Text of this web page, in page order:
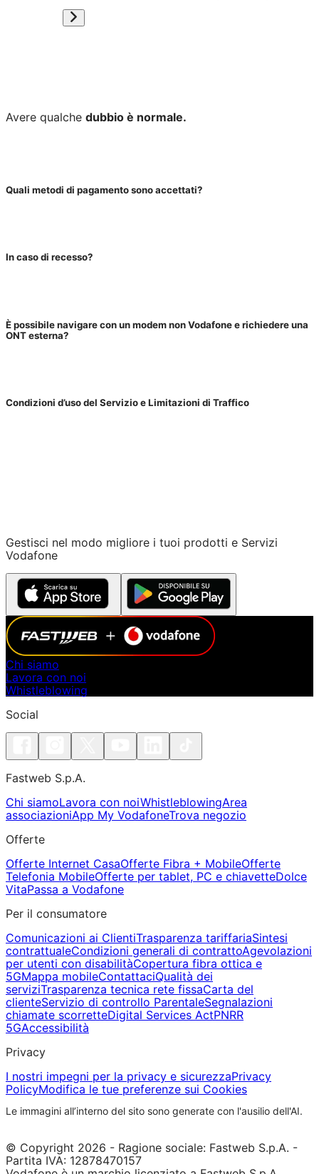
Avere qualche dubbio è normale.
Quali metodi di pagamento sono accettati?
In caso di recesso?
È possibile navigare con un modem non Vodafone e richiedere una
ONT esterna?
Condizioni d’uso del Servizio e Limitazioni di Traffico
Gestisci nel modo migliore i tuoi prodotti e Servizi
Vodafone
Chi siamo
Lavora con noi
Whistleblowing
Social
Fastweb S.p.A.
Chi siamoLavora con noiWhistleblowingArea
associazioniApp My VodafoneTrova negozio
Offerte
Offerte Internet CasaOfferte Fibra + MobileOfferte
Telefonia MobileOfferte per tablet, PC e chiavetteDolce
VitaPassa a Vodafone
Per il consumatore
Comunicazioni ai ClientiTrasparenza tariffariaSintesi
contrattualeCondizioni generali di contrattoAgevolazioni
per utenti con disabilitàCopertura fibra ottica e
5GMappa mobileContattaciQualità dei
serviziTrasparenza tecnica rete fissaCarta del
clienteServizio di controllo ParentaleSegnalazioni
chiamate scorretteDigital Services ActPNRR
5GAccessibilità
Privacy
I nostri impegni per la privacy e sicurezzaPrivacy
PolicyModifica le tue preferenze sui Cookies
Le immagini all’interno del sito sono generate con l'ausilio dell'AI.
© Copyright 2026 - Ragione sociale: Fastweb S.p.A. -
Partita IVA: 12878470157